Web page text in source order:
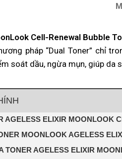
Cell-Renewal Bubble
pháp “Dual Toner” chỉ
soát dầu, ngừa mụn, giúp da
AGELESS ELIXIR MOONLOOK
MOONLOOK AGELESS
TONER AGELESS ELIXIR